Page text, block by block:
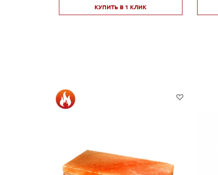
КУПИТЬ В 1 КЛИК